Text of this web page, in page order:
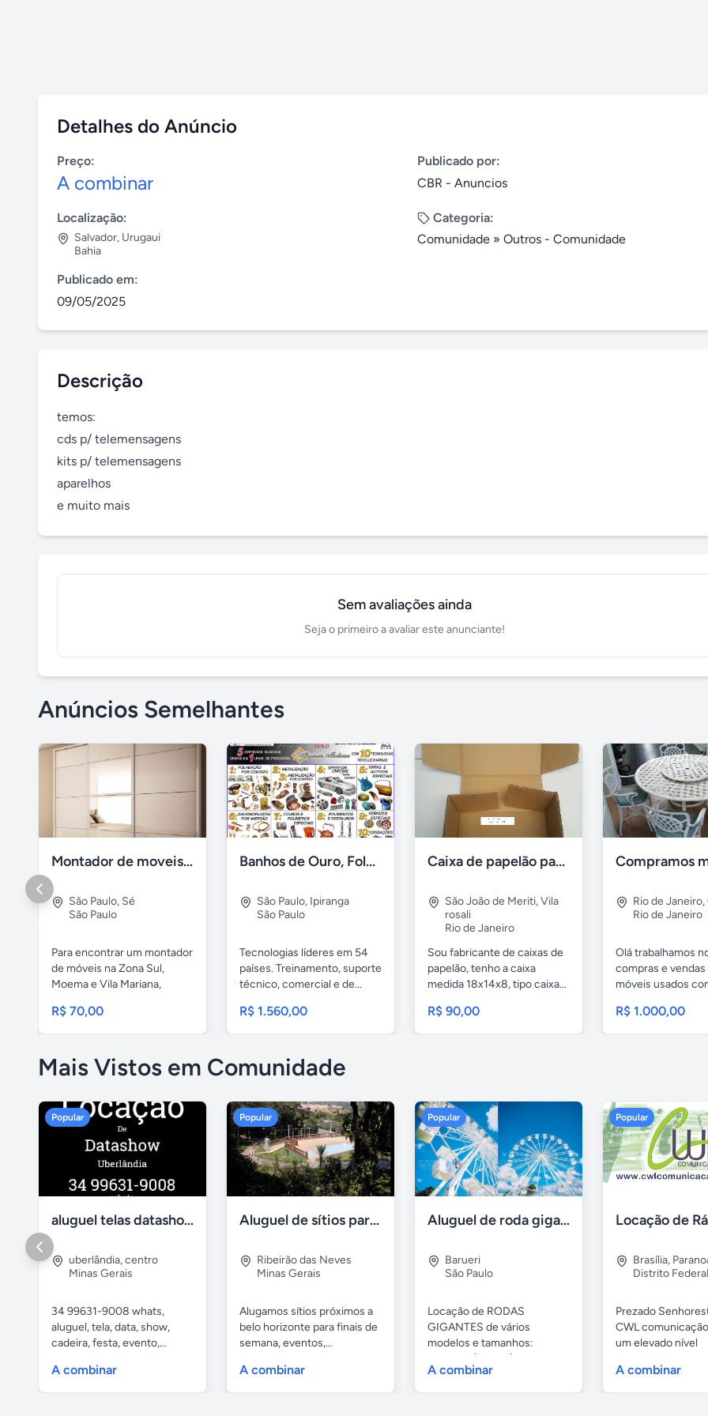
Detalhes do Anúncio
Preço:
A combinar
Publicado por:
CBR - Anuncios
Localização:
Salvador, Urugaui
Bahia
Categoria:
Comunidade » Outros - Comunidade
Publicado em:
09/05/2025
Descrição
temos:
cds p/ telemensagens
kits p/ telemensagens
aparelhos
e muito mais
Sem avaliações ainda
Seja o primeiro a avaliar este anunciante!
Anúncios Semelhantes
Montador de moveis zona sul moema, vila mariana
São Paulo, Sé
São Paulo
Para encontrar um montador
de móveis na Zona Sul,
Moema e Vila Mariana,
R$ 70,00
Banhos de Ouro, Folheação Portátil, Metalização e mais!
São Paulo, Ipiranga
São Paulo
Tecnologias líderes em 54
países. Treinamento, suporte
técnico, comercial e de...
R$ 1.560,00
Caixa de papelão para sedex
São João de Meriti,Vila
rosali
Rio de Janeiro
Sou fabricante de caixas de
papelão, tenho a caixa
medida 18x14x8, tipo caixa...
R$ 90,00
Rio de Janeiro,
Rio de Janeiro
Olá trabalhamos
compras e vendas
móveis usados
R$ 1.000,00
Mais Vistos em Comunidade
Popular
aluguel telas datashow cadeiras uberlândia
uberlândia,centro
Minas Gerais
34 99631-9008 whats,
aluguel, tela, data, show,
cadeira, festa, evento,...
A combinar
Popular
Aluguel de sítios para festas e eventos em BH
Ribeirão das Neves
Minas Gerais
Alugamos sítios próximos a
belo horizonte para finais de
semana, eventos,...
A combinar
Popular
Aluguel de roda gigante
Barueri
São Paulo
Locação de RODAS
GIGANTES de vários
modelos e tamanhos:
4,80mts (infantil), 6,...
A combinar
Popular
Brasília,
Distrito Federal
Prezado
CWL
um elevado nível
A combinar